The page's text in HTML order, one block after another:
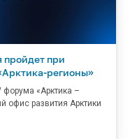
пройдет при
регионы»
форума «Арктика –
офис развития Арктики